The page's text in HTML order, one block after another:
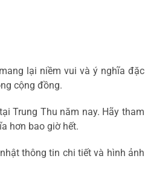
lại niềm vui và ý nghĩa đặc
cộng đồng.
Trung Thu năm nay. Hãy tham
hơn bao giờ hết.
thông tin chi tiết và hình ảnh